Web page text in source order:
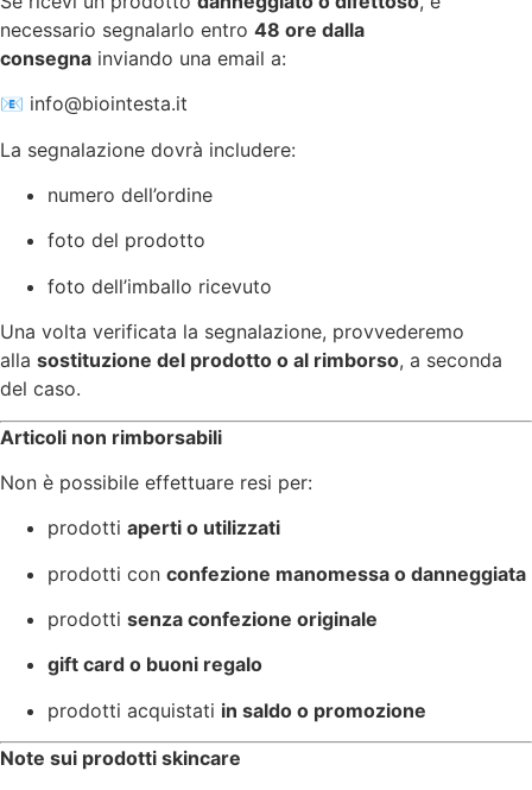
necessario segnalarlo entro 48 ore dalla
consegna inviando una email a:
📧 info@biointesta.it
La segnalazione dovrà includere:
numero dell’ordine
foto del prodotto
foto dell’imballo ricevuto
Una volta verificata la segnalazione, provvederemo
alla sostituzione del prodotto o al rimborso, a seconda
del caso.
Articoli non rimborsabili
Non è possibile effettuare resi per:
prodotti aperti o utilizzati
prodotti con confezione manomessa o danneggiata
prodotti senza confezione originale
gift card o buoni regalo
prodotti acquistati in saldo o promozione
Note sui prodotti skincare